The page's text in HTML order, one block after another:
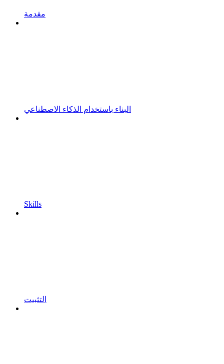
مقدمة
البناء باستخدام الذكاء الاصطناعي
Skills
التثبيت